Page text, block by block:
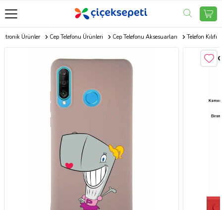
Ürünler Cep Telefonu Ürünleri Cep Telefonu Aksesuarları Telefon Kılıfı